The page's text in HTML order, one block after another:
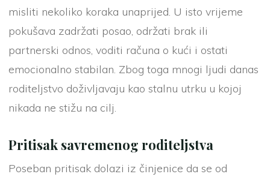
misliti nekoliko koraka unaprijed. U isto vrijeme
pokušava zadržati posao, održati brak ili
partnerski odnos, voditi računa o kući i ostati
emocionalno stabilan. Zbog toga mnogi ljudi danas
roditeljstvo doživljavaju kao stalnu utrku u kojoj
nikada ne stižu na cilj.
Pritisak savremenog roditeljstva
Poseban pritisak dolazi iz činjenice da se od